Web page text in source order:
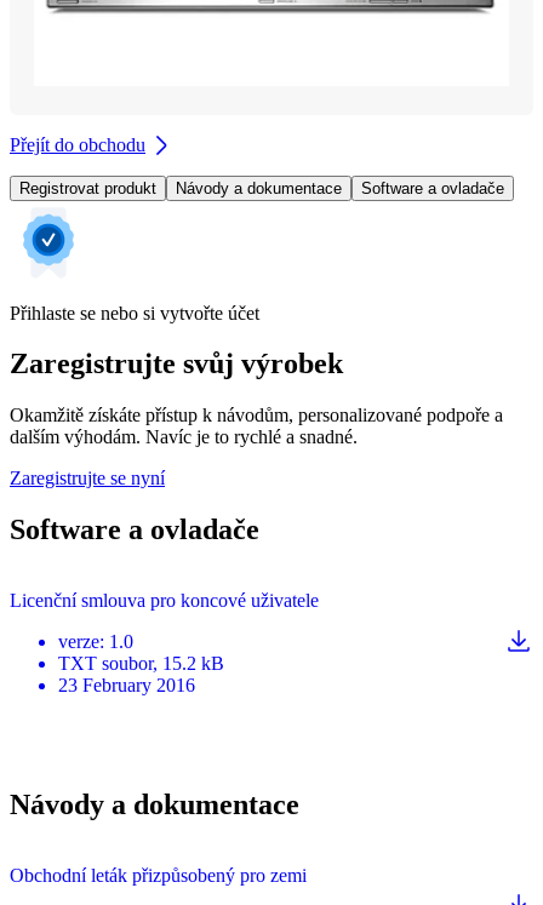
Přejít do obchodu
Registrovat produkt Návody a dokumentace Software a ovladače
Přihlaste se nebo si vytvořte účet
Zaregistrujte svůj výrobek
Okamžitě získáte přístup k návodům, personalizované podpoře a
dalším výhodám. Navíc je to rychlé a snadné.
Zaregistrujte se nyní
Software a ovladače
Licenční smlouva pro koncové uživatele
verze: 1.0
TXT soubor, 15.2 kB
23 February 2016
Návody a dokumentace
Obchodní leták přizpůsobený pro zemi